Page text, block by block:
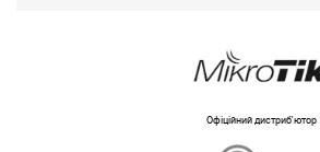
Офіційний дистриб'ютор